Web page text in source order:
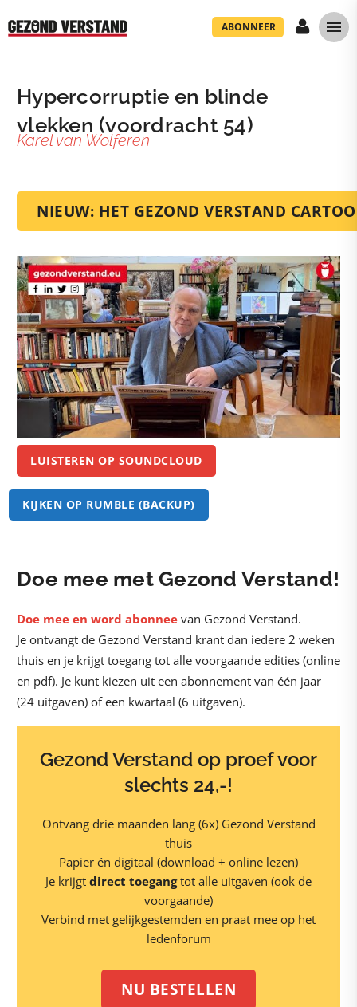
ABONNEER
Hypercorruptie en blinde
vlekken (voordracht 54)
Karel van Wolferen
NIEUW: HET GEZOND VERSTAND
LUISTEREN OP SOUNDCLOUD
KIJKEN OP RUMBLE (BACKUP)
Doe mee met Gezond Verstand!
Doe mee en word abonnee van Gezond Verstand.
Je ontvangt de Gezond Verstand krant dan iedere 2 weken
thuis en je krijgt toegang tot alle voorgaande edities (online
en pdf). Je kunt kiezen uit een abonnement van één jaar
(24 uitgaven) of een kwartaal (6 uitgaven).
Gezond Verstand op proef voor
slechts 24,-!
Ontvang drie maanden lang (6x) Gezond Verstand
thuis
Papier én digitaal (download + online lezen)
Je krijgt direct toegangtot alle uitgaven (ook de
voorgaande)
Verbind met gelijkgestemden en praat mee op het
ledenforum
NU BESTELLEN